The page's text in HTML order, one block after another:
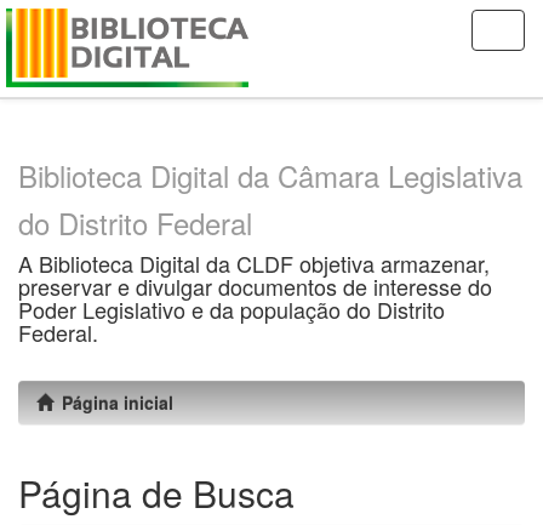
Skip
Biblioteca Digital da Câmara Legislativa
do Distrito Federal
A Biblioteca Digital da CLDF objetiva armazenar,
preservar e divulgar documentos de interesse do
Poder Legislativo e da população do Distrito
Federal.
Página inicial
Página de Busca